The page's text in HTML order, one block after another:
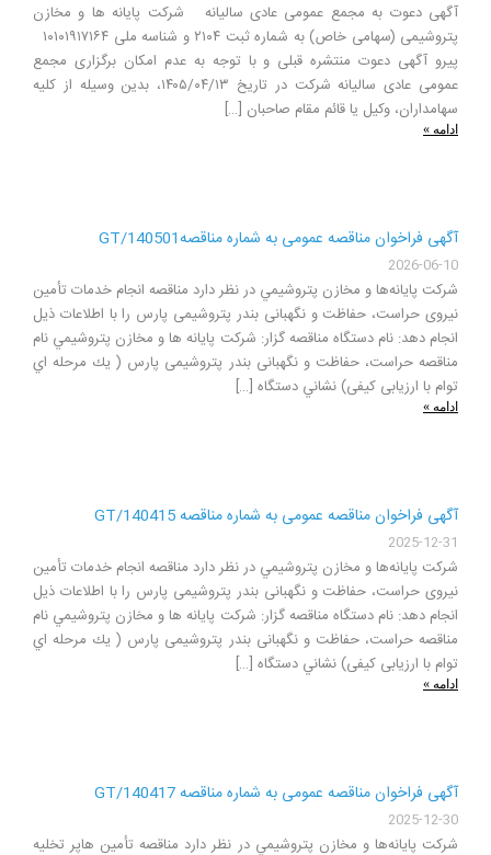
آگهی دعوت به مجمع عمومی عادی سالیانه شرکت پایانه ها و مخازن
پیرو آگهی دعوت منتشره قبلی و با توجه به عدم امکان برگزاری مجمع
عمومی عادی سالیانه شرکت در تاریخ ۱۴۰۵/۰۴/۱۳، بدین وسیله از کلیه
سهامداران، وکیل یا قائم مقام صاحبان […]
ادامه »
آگهی فراخوان مناقصه عمومی به شماره مناقصهGT/140501
2026-06-10
شركت پايانه‌ها و مخازن پتروشيمي در نظر دارد مناقصه انجام خدمات تأمین
نیروی حراست، حفاظت و نگهبانی بندر پتروشیمی پارس را با اطلاعات ذيل
انجام دهد: نام دستگاه مناقصه گزار: شركت پايانه ها و مخازن پتروشيمي نام
مناقصه حراست، حفاظت و نگهبانی بندر پتروشیمی پارس ( يك مرحله اي
توام با ارزیابی کیفی) نشاني دستگاه […]
ادامه »
آگهی فراخوان مناقصه عمومی به شماره مناقصه GT/140415
2025-12-31
شركت پايانه‌ها و مخازن پتروشيمي در نظر دارد مناقصه انجام خدمات تأمین
نیروی حراست، حفاظت و نگهبانی بندر پتروشیمی پارس را با اطلاعات ذيل
انجام دهد: نام دستگاه مناقصه گزار: شركت پايانه ها و مخازن پتروشيمي نام
مناقصه حراست، حفاظت و نگهبانی بندر پتروشیمی پارس ( يك مرحله اي
توام با ارزیابی کیفی) نشاني دستگاه […]
ادامه »
آگهی فراخوان مناقصه عمومی به شماره مناقصه GT/140417
2025-12-30
شركت پايانه‌ها و مخازن پتروشيمي در نظر دارد مناقصه تأمین هاپر تخلیه